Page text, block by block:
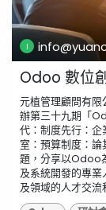
Odoo 數位
元植管理顧問有
辦第三十九期「
代：制度先行：
室：預算制度：
題，分享以Odoo
及系統開發的專
及領域的人才交流